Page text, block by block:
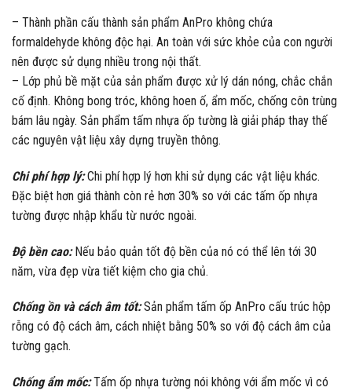
– Thành phần cấu thành sản phẩm AnPro không chứa
formaldehyde không độc hại. An toàn với sức khỏe của con người
nên được sử dụng nhiều trong nội thất.
– Lớp phủ bề mặt của sản phẩm được xử lý dán nóng, chắc chắn
cố định. Không bong tróc, không hoen ố, ẩm mốc, chống côn trùng
bám lâu ngày. Sản phẩm tấm nhựa ốp tường là giải pháp thay thế
các nguyên vật liệu xây dựng truyền thông.
Chi phí hợp lý:Chi phí hợp lý hơn khi sử dụng các vật liệu khác.
Đặc biệt hơn giá thành còn rẻ hơn 30% so với các tấm ốp nhựa
tường được nhập khẩu từ nước ngoài.
Độ bền cao:Nếu bảo quản tốt độ bền của nó có thể lên tới 30
năm, vừa đẹp vừa tiết kiệm cho gia chủ.
Chống ồn và cách âm tốt:Sản phẩm tấm ốp AnPro cấu trúc hộp
rỗng có độ cách âm, cách nhiệt bằng 50% so với độ cách âm của
tường gạch.
Chống ẩm mốc:Tấm ốp nhựa tường nói không với ẩm mốc vì có